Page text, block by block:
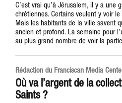
C’est vrai qu’à Jérusalem, il y a une
chrétiennes. Certains veulent y voir
Mais les habitants de la ville savent
ancien et profond. La semaine pour
au plus grand nombre de voir la
Rédaction du Franciscan Media Cente
Où va l’argent de la
Saints ?